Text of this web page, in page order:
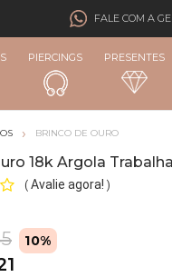
FALE COM A
PIERCINGS PRESENTES
BRINCO DE OURO
18k Argola
( Avalie agora! )
10%